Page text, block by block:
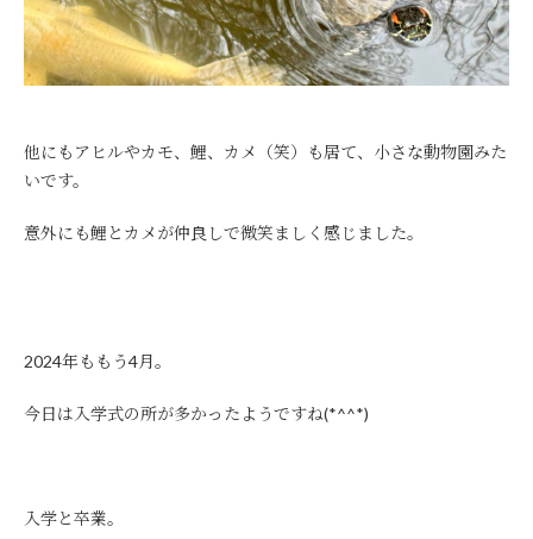
他にもアヒルやカモ、鯉、カメ（笑）も居て、小さな動物園みた
いです。
意外にも鯉とカメが仲良しで微笑ましく感じました。
2024年ももう4月。
今日は入学式の所が多かったようですね(*^^*)
入学と卒業。